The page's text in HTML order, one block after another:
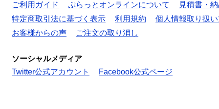
ご利用ガイド
ぷらっとオンラインについて 見積書・
特定商取引法に基づく表示
利用規約 個人情報取り扱
お客様からの声
ご注文の取り消し
ソーシャルメディア
Twitter公式アカウント
Facebook公式ページ